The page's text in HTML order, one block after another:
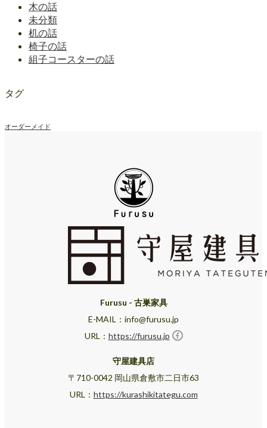
木の話
未分類
机の話
椅子の話
組子コースターの話
タグ
オーダーメイド
Furusu - 古巣家具
E-MAIL：info@furusu.jp
URL： https://furusu.jp
守屋建具店
〒710-0042 岡山県倉敷市二日市63
URL： https://kurashikitategu.com